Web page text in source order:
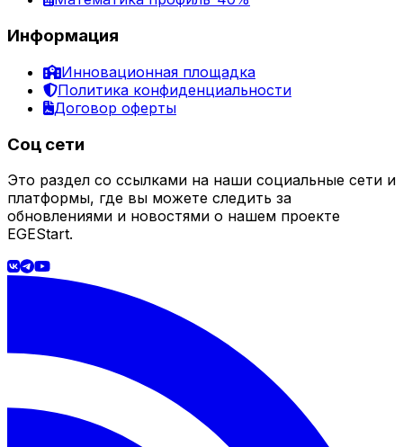
Информация
Инновационная площадка
Политика конфиденциальности
Договор оферты
Соц сети
Это раздел со ссылками на наши социальные сети и
платформы, где вы можете следить за
обновлениями и новостями о нашем проекте
EGEStart.